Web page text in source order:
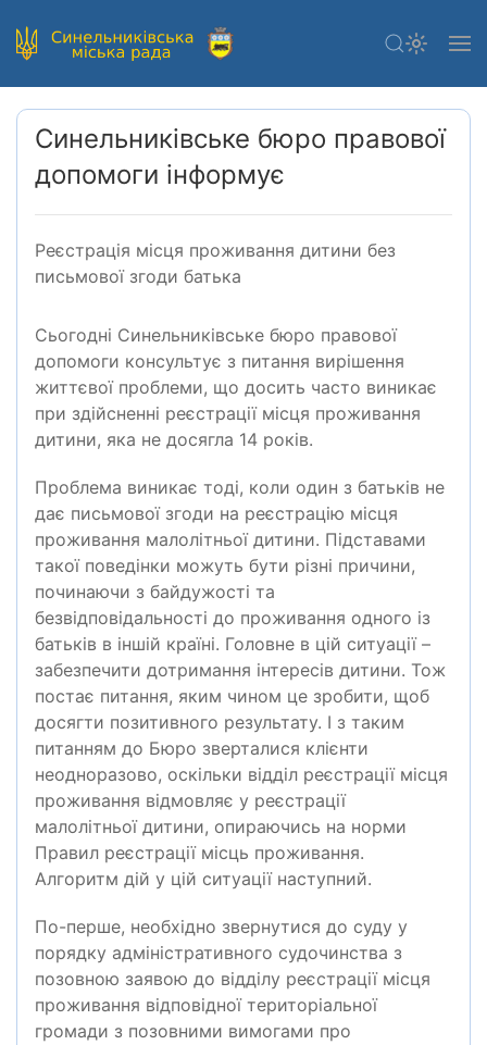
Синельниківське бюро правової
допомоги інформує
Реєстрація місця проживання дитини без
письмової згоди батька
Сьогодні Синельниківське бюро правової
допомоги консультує з питання вирішення
життєвої проблеми, що досить часто виникає
при здійсненні реєстрації місця проживання
дитини, яка не досягла 14 років.
Проблема виникає тоді, коли один з батьків не
дає письмової згоди на реєстрацію місця
проживання малолітньої дитини. Підставами
такої поведінки можуть бути різні причини,
починаючи з байдужості та
безвідповідальності до проживання одного із
батьків в іншій країні. Головне в цій ситуації –
забезпечити дотримання інтересів дитини. Тож
постає питання, яким чином це зробити, щоб
досягти позитивного результату. І з таким
питанням до Бюро зверталися клієнти
неодноразово, оскільки відділ реєстрації місця
проживання відмовляє у реєстрації
малолітньої дитини, опираючись на норми
Правил реєстрації місць проживання.
Алгоритм дій у цій ситуації наступний.
По-перше, необхідно звернутися до суду у
порядку адміністративного судочинства з
позовною заявою до відділу реєстрації місця
проживання відповідної територіальної
громади з позовними вимогами про